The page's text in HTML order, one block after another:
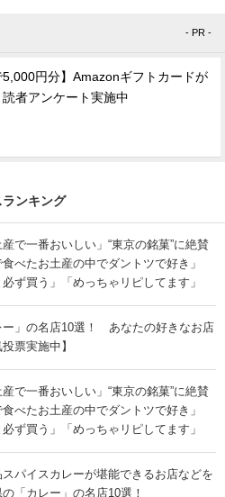
- PR -
5,000円分】Amazonギフトカードが
読者アンケート実施中
ランキング
産で一番おいしい」“東京の銘菓”に絶賛
べたお土産の中でダントツで好き」
必ず買う」「めっちゃリピしてます」
ー」の名店10選！ あなたの好きなお店
票実施中】
産で一番おいしい」“東京の銘菓”に絶賛
べたお土産の中でダントツで好き」
必ず買う」「めっちゃリピしてます」
パイスカレーが堪能できるお店などを
「カレー」の名店10選！